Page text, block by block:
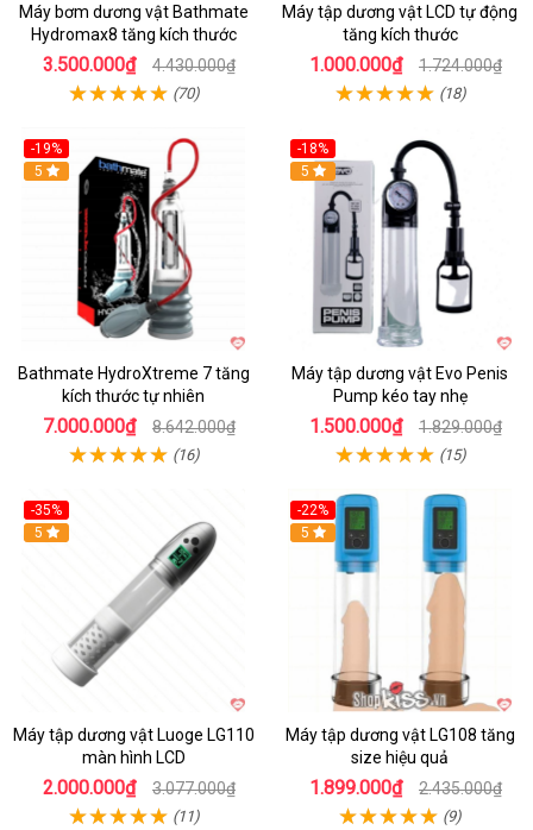
Máy bơm dương vật Bathmate
Hydromax8 tăng kích thước
3.500.000₫ 4.430.000₫
(70)
Máy tập dương vật LCD tự động
tăng kích thước
1.000.000₫ 1.724.000₫
(18)
-19%
Hot
5
Bathmate HydroXtreme 7 tăng
kích thước tự nhiên
7.000.000₫ 8.642.000₫
(16)
-18%
Hot
5
Máy tập dương vật Evo Penis
Pump kéo tay nhẹ
1.500.000₫ 1.829.000₫
(15)
-35%
Hot
5
Máy tập dương vật Luoge LG110
màn hình LCD
2.000.000₫ 3.077.000₫
(11)
-22%
Hot
5
Máy tập dương vật LG108 tăng
size hiệu quả
1.899.000₫ 2.435.000₫
(9)